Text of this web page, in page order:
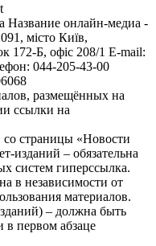
Название онлайн-медиа -
місто Київ,
Б, офіс 208/1 E-mail:
044-205-43-00
размещённых на
ссылки на
страницы «Новости
изданий – обязательна
систем гиперссылка.
в независимости от
материалов.
– должна быть
в первом абзаце